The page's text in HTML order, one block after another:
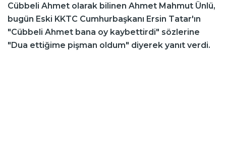
Cübbeli Ahmet olarak bilinen Ahmet Mahmut Ünlü,
bugün Eski KKTC Cumhurbaşkanı Ersin Tatar'ın
"Cübbeli Ahmet bana oy kaybettirdi" sözlerine
"Dua ettiğime pişman oldum" diyerek yanıt verdi.